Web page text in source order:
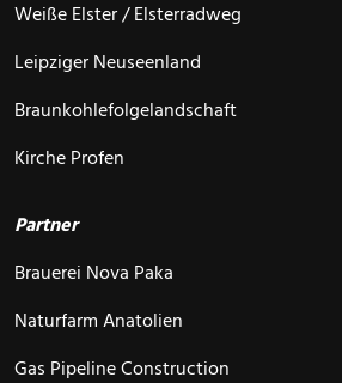
Weiße Elster / Elsterradweg
Leipziger Neuseenland
Braunkohlefolgelandschaft
Kirche Profen
Partner
Brauerei Nova Paka
Naturfarm Anatolien
Gas Pipeline Construction